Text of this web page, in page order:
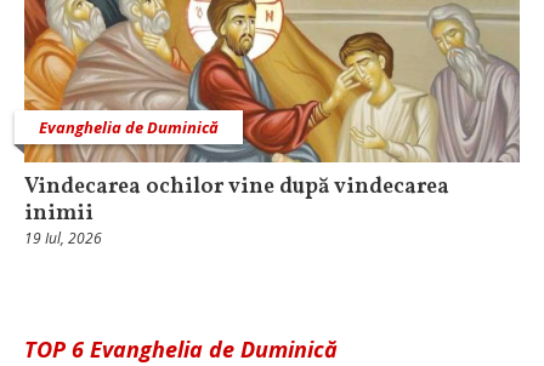
Evanghelia de Duminică
Vindecarea ochilor vine după vindecarea
inimii
19 Iul, 2026
TOP 6 Evanghelia de Duminică